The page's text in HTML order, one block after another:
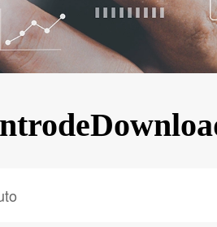
KINGKONG 11